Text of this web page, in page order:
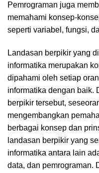
Pemrograman juga
memahami konsep-
seperti variabel, fungsi,
Landasan berpikir yang
informatika merupakan
dipahami oleh setiap
informatika dengan baik.
berpikir tersebut,
mengembangkan
berbagai konsep dan
landasan berpikir yang
informatika antara lain
data, dan pemrograman.